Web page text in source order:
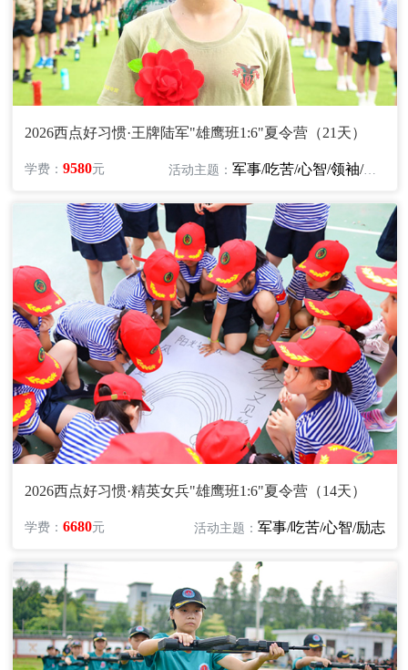
2026西点好习惯·王牌陆军"雄鹰班1:6"夏令营（21天）
学费：9580元 活动主题：军事/吃苦/心智/领袖/励志
2026西点好习惯·精英女兵"雄鹰班1:6"夏令营（14天）
学费：6680元 活动主题： 军事/吃苦/心智/励志